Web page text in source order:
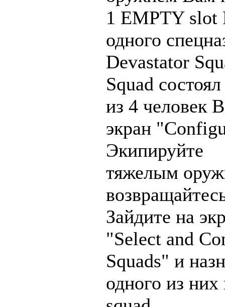
1 EMPTY slot
одного
Devastator
Squad
из 4 человек
экран
Экипируйте
тяжелым
Зайдите на
"Select and
Squads" и
одного из